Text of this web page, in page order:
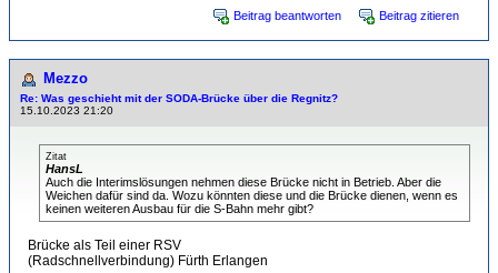
Beitrag beantworten Beitrag zitieren
Mezzo
Re: Was geschieht mit der SODA-Brücke über die Regnitz?
15.10.2023 21:20
Zitat
HansL
Auch die Interimslösungen nehmen diese Brücke nicht in Betrieb. Aber die
Weichen dafür sind da. Wozu könnten diese und die Brücke dienen, wenn es
keinen weiteren Ausbau für die S-Bahn mehr gibt?
Brücke als Teil einer RSV
(Radschnellverbindung) Fürth Erlangen